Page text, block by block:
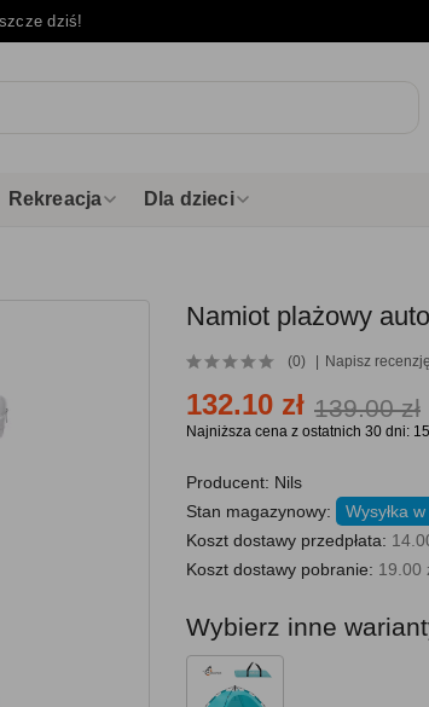
dziś!
Rekreacja Dla dzieci
Namiot plażowy
(0) Napisz recenzję
132.10 zł 139.00 zł
Najniższa cena z ostatnich 30 dni:
Producent: Nils
Stan magazynowy:
Wysyłka
Koszt dostawy przedpłata:
Koszt dostawy pobranie: 19.00
Wybierz inne